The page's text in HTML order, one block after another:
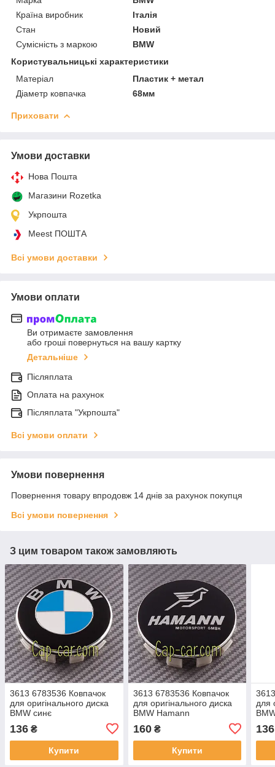
Країна виробник
Італія
Стан
Новий
Сумісність з маркою
BMW
Користувальницькі характеристики
Матеріал
Пластик + метал
Діаметр ковпачка
68мм
Приховати
Умови доставки
Нова Пошта
Магазини Rozetka
Укрпошта
Meest ПОШТА
Всі умови доставки
Умови оплати
Ви отримаєте замовлення
або гроші повернуться на вашу картку
Детальніше
Післяплата
Оплата на рахунок
Післяплата "Укрпошта"
Всі умови оплати
Умови повернення
Повернення товару впродовж 14 днів за рахунок покупця
Всі умови повернення
З цим товаром також замовляють
3613 6783536 Ковпачок
для оригінального диска
BMW синє
136 ₴
Купити
3613 6783536 Ковпачок
для оригінального диска
BMW Hamann
160₴
Купити
для
136